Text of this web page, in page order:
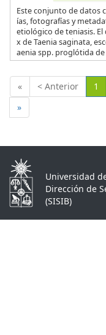
Este conjunto de datos
ías, fotografías y
etiológico de teniasis.
x de Taenia saginata,
aenia spp. proglótida de
« < Anterior 1
»
Universidad
Dirección de
(SISIB)